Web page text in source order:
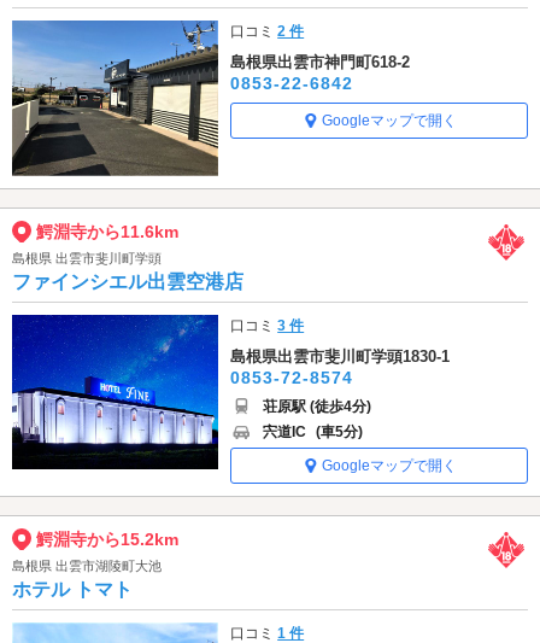
口コミ2 件
島根県出雲市神門町618-2
0853-22-6842
Googleマップで開く
鰐淵寺から11.6km
島根県 出雲市斐川町学頭
ファインシエル出雲空港店
口コミ3 件
島根県出雲市斐川町学頭1830-1
0853-72-8574
荘原駅 (徒歩4分)
宍道IC (車5分)
Googleマップで開く
鰐淵寺から15.2km
島根県 出雲市湖陵町大池
ホテル トマト
口コミ1 件